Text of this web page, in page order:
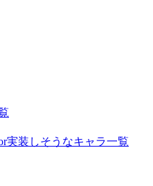
実装しそうなキャラ一覧